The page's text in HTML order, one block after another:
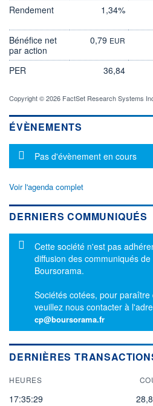
Rendement 1,34%
Bénéfice net
par action
0,79 EUR
PER 36,84
Copyright © 2026 FactSet Research Systems
ÉVÈNEMENTS
Message d'information
Pas d'évènement en cours
Voir l'agenda complet
DERNIERS COMMUNIQUÉS
Message d'information
Cette société n'est pas
diffusion des communiqués
Boursorama.
Sociétés cotées, pour
veuillez nous contacter à
cp@boursorama.fr
DERNIÈRES
HEURES
17:35:29